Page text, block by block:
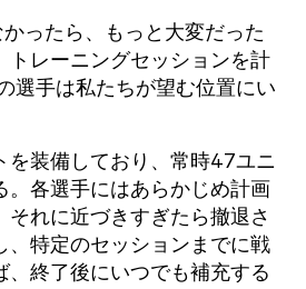
ったら、もっと大変だった
トレーニングセッションを計
選手は私たちが望む位置にい
を装備しており、常時47ユニ
。各選手にはあらかじめ計画
それに近づきすぎたら撤退さ
、特定のセッションまでに戦
、終了後にいつでも補充する